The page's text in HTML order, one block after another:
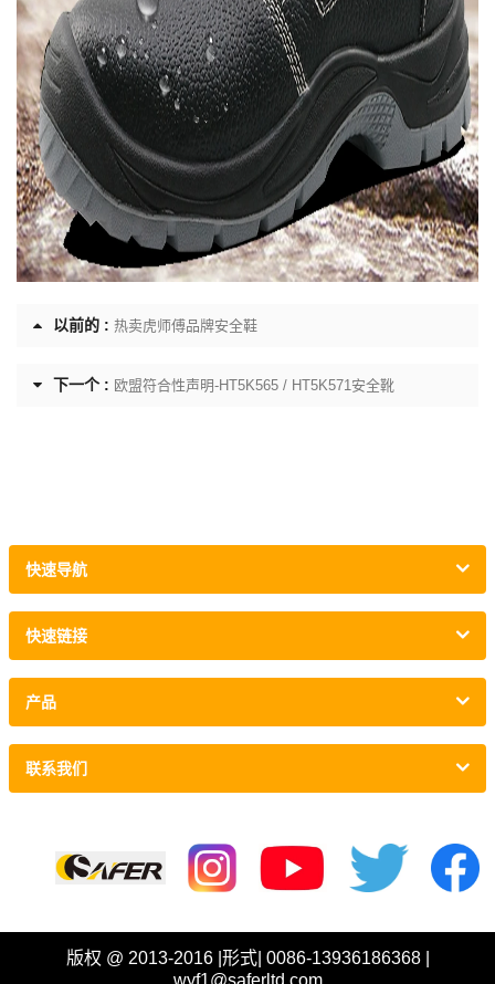
以前的 : 热卖虎师傅品牌安全鞋
下一个 : 欧盟符合性声明-HT5K565 / HT5K571安全靴
快速导航
快速链接
产品
联系我们
版权 @ 2013-2016 |形式| 0086-13936186368 |
wyf1@saferltd.com